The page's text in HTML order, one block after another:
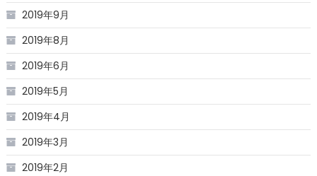
2019年9月
2019年8月
2019年6月
2019年5月
2019年4月
2019年3月
2019年2月